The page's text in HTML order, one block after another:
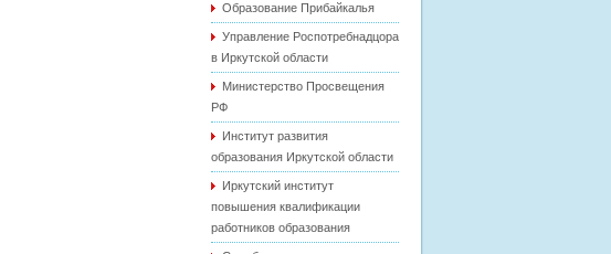
Образование Прибайкалья
Управление Роспотребнадцора
в Иркутской области
Министерство Просвещения
РФ
Институт развития
образования Иркутской области
Иркутский институт
повышения квалификации
работников образования